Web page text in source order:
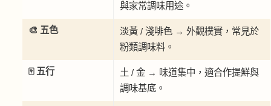
與家常調味用途。
🎨 五色
淡黃 / 淺啡色 → 外觀樸實，常見於
粉類調味料。
🀄 五行
土 / 金 → 味道集中，適合作提鮮與
調味基底。